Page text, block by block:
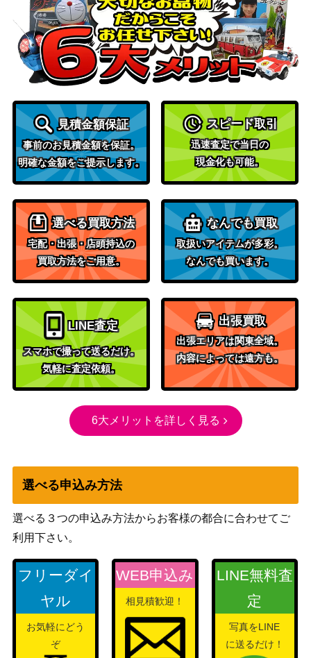
［Foil］黄金架のドラゴン/Goldspan D
ragon 【KHM】
（カルドハ
イム）
250
信仰縛りの審判官/Faithbound Judg
e：兇徒の審判/Sinners Judgment[VO
（イニスト
ラード：真
紅の契り）
100
嘘の神、ヴァルキー/Valki, God of Lies
【KHM】
（カルドハ
イム）
900
静寂の命令/Decree of Silence【SC
G】《日》
（スカー
ジ）
300
黄金夜の刃、ギセラ/Gisela, Blade of
Goldnight【AVR】《日》
（アヴァシ
ンの帰還）
200
[Foil]新緑の地下墓地/Verdant Cataco
mbs 旧枠[MH2]
（モダンホ
ライゾン2）
3,000
［Foil］巨怪な略奪者、ヴォリンクレ
ックス/Vorinclex, Monstrous Raider フ
ァイレクシア語版【KHM-BF】
（カルドハ
イム）
15,000
mind 352 拡張アート [MOM-BF]
（機械兵団
の進軍）
[Foil]偉大なる統一者、アトラクサ/Atr
一）
or【AVR】《日》
（アヴァシ
ンの帰還）
250
ニクスの祭殿、ニクソス/Nykthos, Shri
ne to Nyx[THS]《日》
（テーロ
1,500
見積金額保証
事前のお見積金額を保証。
明確な金額をご提示します。
スピード取引
迅速査定で当日の
現金化も可能。
選べる買取方法
宅配・出張・店頭持込の
買取方法をご用意。
なんでも買取
取扱いアイテムが多彩。
なんでも買います。
LINE査定
スマホで撮って送るだけ。
気軽に査定依頼。
出張買取
出張エリアは関東全域。
内容によっては遠方も。
6大メリットを詳しく見る
選べる申込み方法
選べる３つの申込み方法からお客様の都合に合わせてご
利用下さい。
フリーダイ
ヤル
お気軽にどう
ぞ
WEB申込み
相見積歓迎！
LINE無料査
定
写真をLINE
に送るだけ！